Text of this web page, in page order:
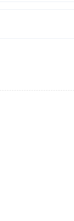
程设计项目，在团队
流及数据跟进，助
1的实操经验。个人
作环境，乐于学习